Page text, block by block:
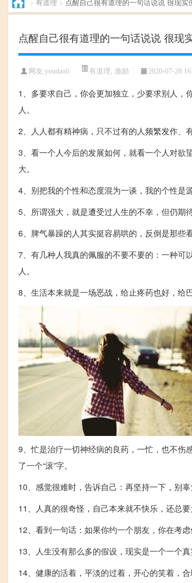
点醒自己很有道理的一句话说说 很现
网友:youdaoli 有道理, 激励 2020-07-28
1、多要求自己，你会更加独立，少要求别人，
人。
2、人人都有精神病，只不过有的人频繁发作、
3、看一个人今后的发展如何，就看一个人对欲
大。
4、别把我的个性和态度混为一谈，我的个性是
5、所谓强大，就是遭受过人生的不幸，但仍期
6、脾气暴躁的人其实挺容易哄的，反倒是那些
7、有几种人我真的佩服的不要不要的：一种可
人。
8、生活本来就是一场恶战，给止疼药也好，给
9、忙是治疗一切神经病的良药，一忙，也不伤
了一个“滚”字。
10、感觉很难时，告诉自己：再坚持一下，别辜
11、人真的很奇怪，自己本来就不快乐，还总
12、看到一句话：如果你约一个朋友，你在考
13、人生没有那么多的假设，现实是一个一个
14、健康的活着，平淡的过着，开心的笑着，